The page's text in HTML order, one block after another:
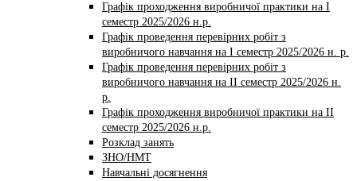
Графік проходження виробничої практики на І
семестр 2025/2026 н.р.
Графік проведення перевірних робіт з
виробничого навчання на І семестр 2025/2026 н. р.
Графік проведення перевірних робіт з
виробничого навчання на ІI семестр 2025/2026 н.
р.
Графік проходження виробничої практики на II
семестр 2025/2026 н.р.
Розклад занять
ЗНО/НМТ
Навчальні досягнення